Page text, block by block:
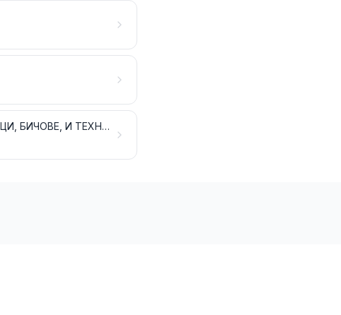
ЧАДЪРИ, СЛЪНЧОБРАНИ, БАСТУНИ, БАСТУНИ СТОЛОВЕ, КАМШИЦИ, БИЧОВЕ, И ТЕХНИТЕ ЧАСТИ